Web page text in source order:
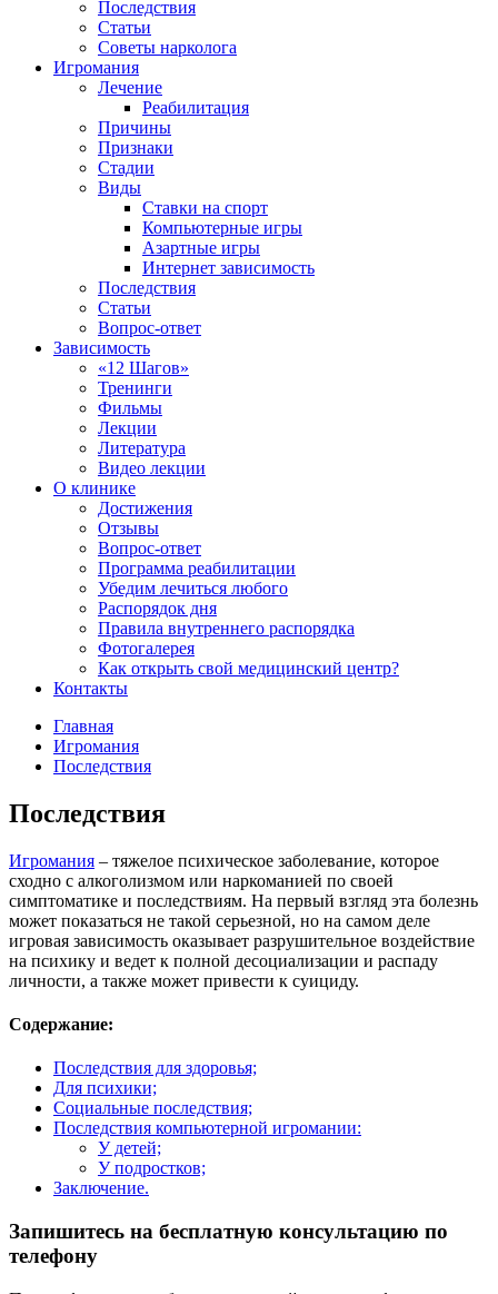
Последствия
Статьи
Советы нарколога
Игромания
Лечение
Реабилитация
Причины
Признаки
Стадии
Виды
Ставки на спорт
Компьютерные игры
Азартные игры
Интернет зависимость
Последствия
Статьи
Вопрос-ответ
Зависимость
«12 Шагов»
Тренинги
Фильмы
Лекции
Литература
Видео лекции
О клинике
Достижения
Отзывы
Вопрос-ответ
Программа реабилитации
Убедим лечиться любого
Распорядок дня
Правила внутреннего распорядка
Фотогалерея
Как открыть свой медицинский центр?
Контакты
Главная
Игромания
Последствия
Последствия
Игромания – тяжелое психическое заболевание, которое
сходно с алкоголизмом или наркоманией по своей
симптоматике и последствиям. На первый взгляд эта болезнь
может показаться не такой серьезной, но на самом деле
игровая зависимость оказывает разрушительное воздействие
на психику и ведет к полной десоциализации и распаду
личности, а также может привести к суициду.
Содержание:
Последствия для здоровья;
Для психики;
Cоциальные последствия;
Последствия компьютерной игромании:
У детей;
У подростков;
Заключение.
Запишитесь на бесплатную консультацию по
телефону